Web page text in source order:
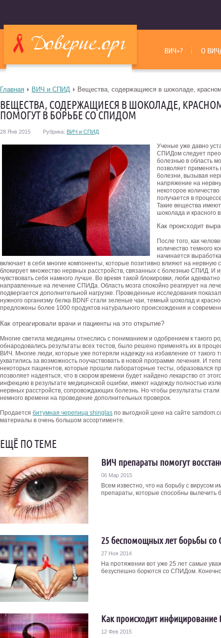
ВИЧ+? О
Главная ВИЧ и СПИД Вещества, содержащиеся в шоколаде,
ВЕЩЕСТВА, СОДЕРЖАЩИЕСЯ В ШОКОЛАДЕ,
ПОМОГУТ В БОРЬБЕ СО СПИДОМ
28 Янв 2015 Рубрика: ВИЧ и СПИД
Ученые уже давно
СПИДом следует
болезнью в область
позволяет
болезни, вызывая
напряжение на
некоторое
получается в
Такие вещества
шоколада и красного
Как происходит
После того, как
количество темного
начинается
включает в себя многие компоненты, которые позитивно влияют на нервную
блокирует множество нервных расстройств, связанных с болезнью СПИД.
чувствовать себя намного лучше. Во время такой блокировки, люби
направленные на лечение СПИДа. Область мозга спокойно реагирует на
подвергается дополнительной нагрузке. Проведенные исследования
нужного организму белка BDNF стали зеленые чаи, темный шоколад и
предложены более 1000 продуктов натурального происхождения и
Как отреагировали врачи и пациенты на это открытие?
Многие светила медицины отнеслись с пониманием и одобрением к такого
обнародовались результаты всех тестов, было решено применять их в
ВИЧ. Многие люди, которые уже потеряли надежду на избавление от такого
ухватились за возможность поучаствовать в новой программе лечения. И
некоторых пациентов, которые прошли лабораторные тесты, образовался
позволяет надеяться, что в скором времени будет найдено лекарство от
инфекцию в результате медицинской ошибки, имеют надежду полностью
нервных расстройств, сопровождающих болезнь. Но чтобы результаты
немного времени на проведение дополнительных проверок.
Продается битумная черепица shinglas по выгодной цене на сайте
материалы в очень большом ассортименте.
ЕЩЁ ПО ТЕМЕ
ВИЧ препараты помогут
06 Мар 2015
Всем известно, что на борьбу с
препараты, которые способны вылечить
25 беспомощных лет борьбы
27 Ноя 2014
На протяжении вот уже 25 лет самые
безуспешно борются со СПИДом.
Как происходит инфицирование
12 Фев 2015